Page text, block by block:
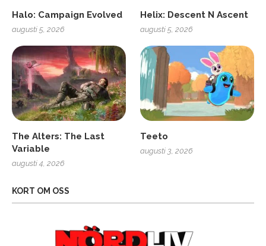
Halo: Campaign Evolved
augusti 5, 2026
Helix: Descent N Ascent
augusti 5, 2026
The Alters: The Last
Variable
augusti 4, 2026
Teeto
augusti 3, 2026
KORT OM OSS